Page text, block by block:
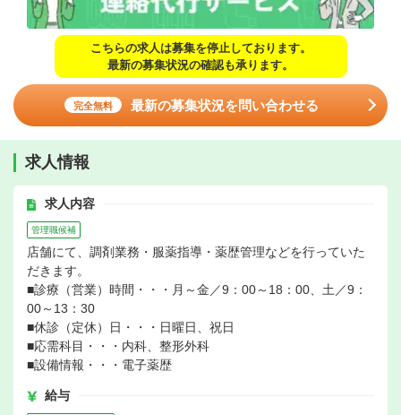
こちらの求人は募集を停止しております。
最新の募集状況の確認も承ります。
完全無料 最新の募集状況を問い合わせる
求人情報
求人内容
管理職候補
店舗にて、調剤業務・服薬指導・薬歴管理などを行っていた
だきます。
■診療（営業）時間・・・月～金／9：00～18：00、土／9：
00～13：30
■休診（定休）日・・・日曜日、祝日
■応需科目・・・内科、整形外科
■設備情報・・・電子薬歴
給与